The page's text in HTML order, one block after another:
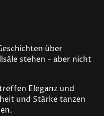
über
stehen - aber nicht
Eleganz und
und Stärke tanzen